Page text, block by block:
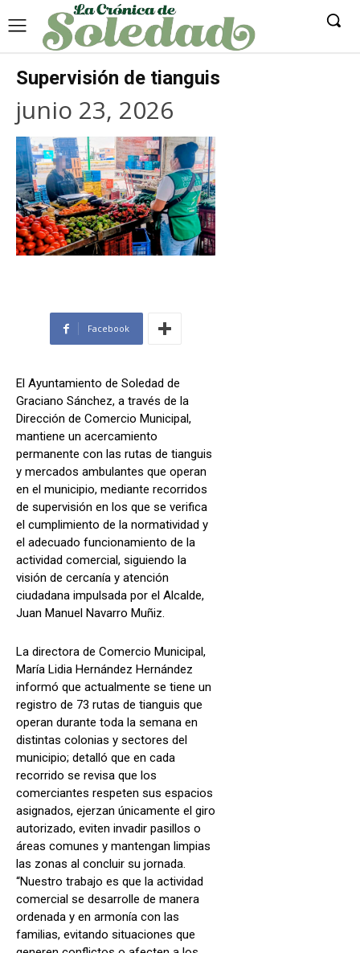
Supervisión de tianguis
junio 23, 2026
Facebook
El Ayuntamiento de Soledad de
Graciano Sánchez, a través de la
Dirección de Comercio Municipal,
mantiene un acercamiento
permanente con las rutas de tianguis
y mercados ambulantes que operan
en el municipio, mediante recorridos
de supervisión en los que se verifica
el cumplimiento de la normatividad y
el adecuado funcionamiento de la
actividad comercial, siguiendo la
visión de cercanía y atención
ciudadana impulsada por el Alcalde,
Juan Manuel Navarro Muñiz.
La directora de Comercio Municipal,
María Lidia Hernández Hernández
informó que actualmente se tiene un
registro de 73 rutas de tianguis que
operan durante toda la semana en
distintas colonias y sectores del
municipio; detalló que en cada
recorrido se revisa que los
comerciantes respeten sus espacios
asignados, ejerzan únicamente el giro
autorizado, eviten invadir pasillos o
áreas comunes y mantengan limpias
las zonas al concluir su jornada.
“Nuestro trabajo es que la actividad
comercial se desarrolle de manera
ordenada y en armonía con las
familias, evitando situaciones que